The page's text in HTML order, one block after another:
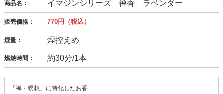
商品名： イマジンシリーズ 禅香 ラベンダー
販売価格： 770円（税込）
煙量： 煙控えめ
燃焼時間： 約30分/1本
「禅・瞑想」に特化したお香